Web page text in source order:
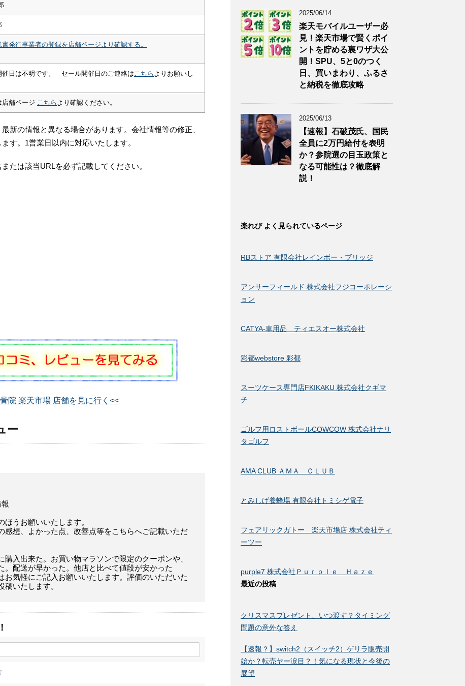
発行事業者の登録を店舗ページより確認する。
催日は不明です。 セール開催日のご連絡は こちら よりお願いし
店舗ページ こちら より確認ください。
新の情報と異なる場合があります。会社情報等の修正、
す。1営業日以内に対応いたします。
たは該当URLを必ず記載してください。
院 楽天市場 店舗を見に行く<<
ー
うお願いいたします。
感想、よかった点、改善点等をこちらへご記載いただ
入出来た。お買い物マラソンで限定のクーポンや、
。配送が早かった。他店と比べて値段が安かった
お気軽にご記入お願いいたします。評価のいただいた
いたします。
2025/06/14
楽天モバイルユーザー必
見！楽天市場で賢くポイ
ントを貯める裏ワザ大公
開！SPU、5と0のつく
日、買いまわり、ふるさ
と納税を徹底攻略
2025/06/13
【速報】石破茂氏、国民
全員に2万円給付を表明
か？参院選の目玉政策と
なる可能性は？徹底解
説！
楽れび よく見られているページ
RBストア 有限会社レインボー・ブリッジ
アンサーフィールド 株式会社フジコーポレーシ
ョン
CATYA-車用品 ティエスオー株式会社
彩都webstore 彩都
スーツケース専門店FKIKAKU 株式会社クギマ
チ
ゴルフ用ロストボールCOWCOW 株式会社ナリ
タゴルフ
AMA CLUB ＡＭＡ ＣＬＵＢ
とみしげ養蜂場 有限会社トミシゲ電子
フェアリックガトー 楽天市場店 株式会社ティ
ーツー
purple7 株式会社Ｐｕｒｐｌｅ Ｈａｚｅ
最近の投稿
クリスマスプレゼント、いつ渡す？タイミング
問題の意外な答え
【速報？】switch2（スイッチ2）ゲリラ販売開
始か？転売ヤー涙目？！気になる現状と今後の
展望